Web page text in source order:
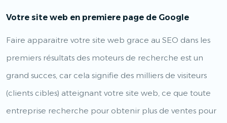
Votre site web en premiere page de Google
Faire apparaitre votre site web grace au SEO dans les
premiers résultats des moteurs de recherche est un
grand succes, car cela signifie des milliers de visiteurs
(clients cibles) atteignant votre site web, ce que toute
entreprise recherche pour obtenir plus de ventes pour